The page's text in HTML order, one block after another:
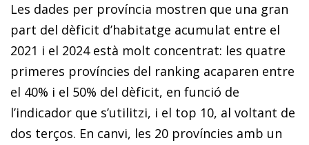
Les dades per província mostren que una gran
part del dèficit d’habitatge acumulat entre el
2021 i el 2024 està molt concentrat: les quatre
primeres províncies del ranking acaparen entre
el 40% i el 50% del dèficit, en funció de
l’indicador que s’utilitzi, i el top 10, al voltant de
dos terços. En canvi, les 20 províncies amb un